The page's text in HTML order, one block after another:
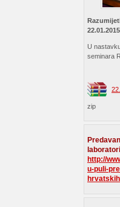
22.01.2015
U
seminara
zip
http://
u-puli-